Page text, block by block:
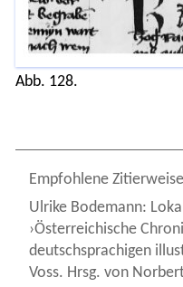
Abb. 128.
Empfohlene Zitierweise
Ulrike Bodemann:
›Österreichische
deutschsprachigen
Voss. Hrsg. von